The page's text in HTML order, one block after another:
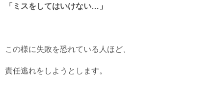
「ミスをしてはいけない…」
この様に失敗を恐れている人ほど、
責任逃れをしようとします。